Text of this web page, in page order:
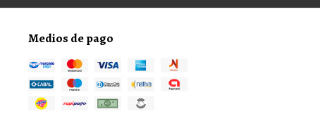
Medios de pago